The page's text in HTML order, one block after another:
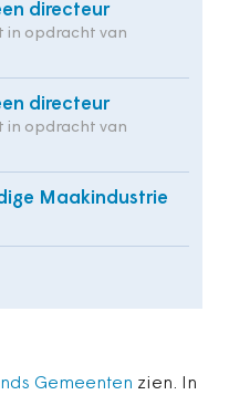
directeur
in opdracht van
directeur
in opdracht van
Maakindustrie
Gemeenten zien. In